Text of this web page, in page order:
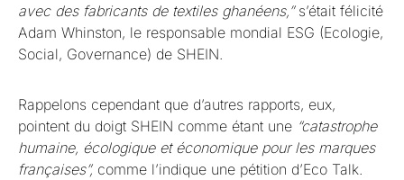
avec des fabricants de textiles ghanéens,” s’était félicité
Adam Whinston, le responsable mondial ESG (Ecologie,
Social, Governance) de SHEIN.
Rappelons cependant que d’autres rapports, eux,
pointent du doigt SHEIN comme étant une “catastrophe
humaine, écologique et économique pour les marques
françaises”, comme l’indique une pétition d’Eco Talk.